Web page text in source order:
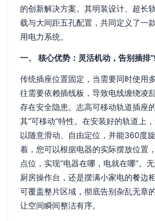
的创新解决方案。其明装设计、超长
载与大间距五孔配置，共同定义了一
用电力系统。
一、 核心优势：灵活机动，告别插排
传统插座位置固定，当需要同时使用
往需要依赖插线板，导致电线缠绕凌
存在安全隐患。志高可移动轨道插座
其“可移动”特性。在安装好的轨道上
以随意滑动、自由定位，并能360度
着，您可以根据电器的实际摆放位置
点位，实现“电器在哪，电就在哪”。
厨房操作台，还是摆满小家电的餐边
可覆盖整片区域，彻底告别杂乱无章
让空间瞬间整洁有序。